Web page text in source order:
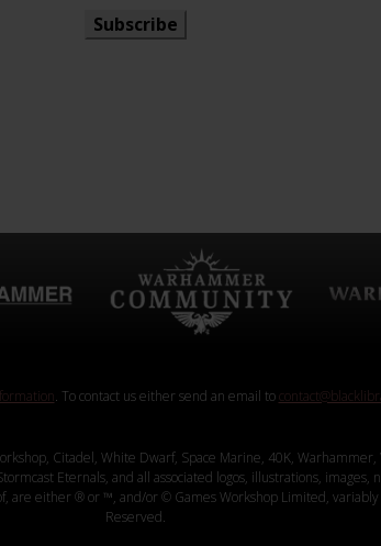
Subscribe
. To contact us either send an email to
Citadel, White Dwarf, Space Marine, 40K,
Eternals, and all associated logos, illustrations, images,
are either ® or ™, and/or © Games Workshop Limited,
Reserved.